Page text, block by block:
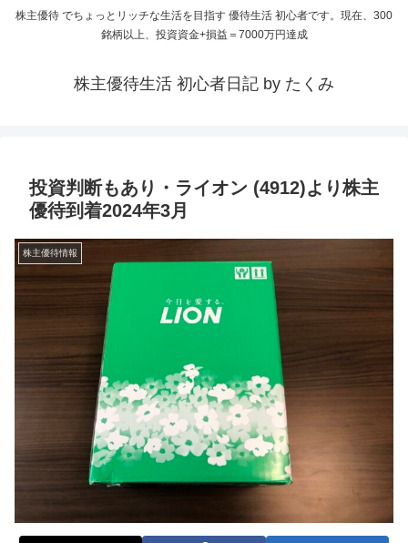
株主優待 でちょっとリッチな生活を目指す 優待生活 初心者です。現在、300
銘柄以上、投資資金+損益＝7000万円達成
株主優待生活 初心者日記 by たくみ
投資判断もあり・ライオン (4912)より株主
優待到着2024年3月
株主優待情報